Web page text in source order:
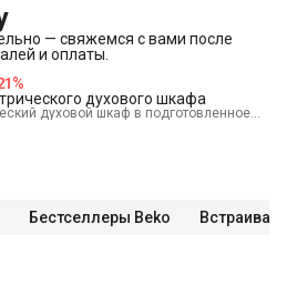
— свяжемся с вами после
и оплаты.
%
духового шкафа
духовой шкаф в подготовленное
к электрике.
Бестселлеры Beko